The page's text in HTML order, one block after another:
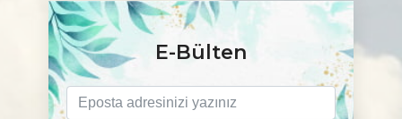
E-Bülten